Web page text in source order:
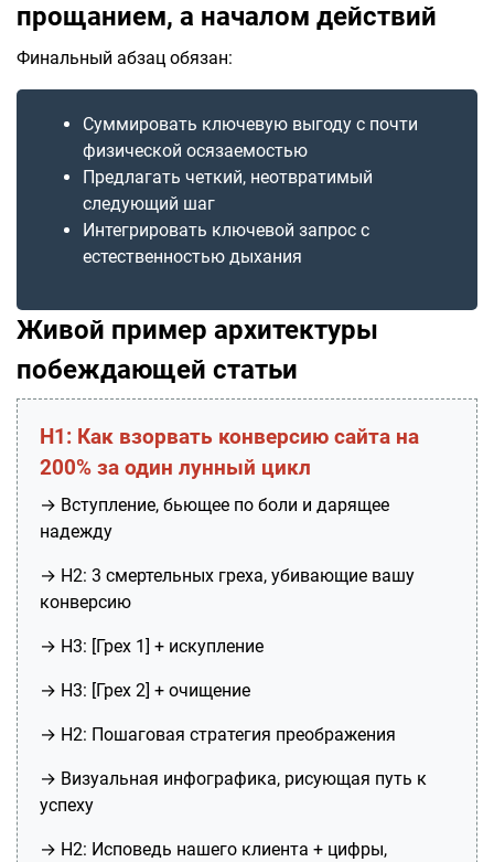
прощанием, а началом действий
Финальный абзац обязан:
Суммировать ключевую выгоду с почти
физической осязаемостью
Предлагать четкий, неотвратимый
следующий шаг
Интегрировать ключевой запрос с
естественностью дыхания
Живой пример архитектуры
побеждающей статьи
H1: Как взорвать конверсию сайта на
200% за один лунный цикл
→ Вступление, бьющее по боли и дарящее
надежду
→ H2: 3 смертельных греха, убивающие вашу
конверсию
→ H3: [Грех 1] + искупление
→ H3: [Грех 2] + очищение
→ H2: Пошаговая стратегия преображения
→ Визуальная инфографика, рисующая путь к
успеху
→ H2: Исповедь нашего клиента + цифры,